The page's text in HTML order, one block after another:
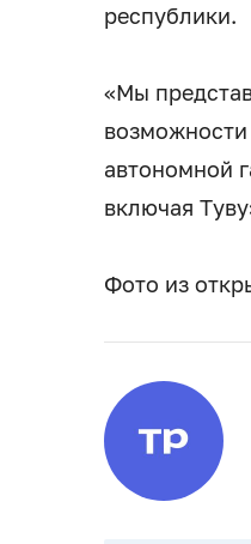
республики.
«Мы
автономной
включая
Фото из